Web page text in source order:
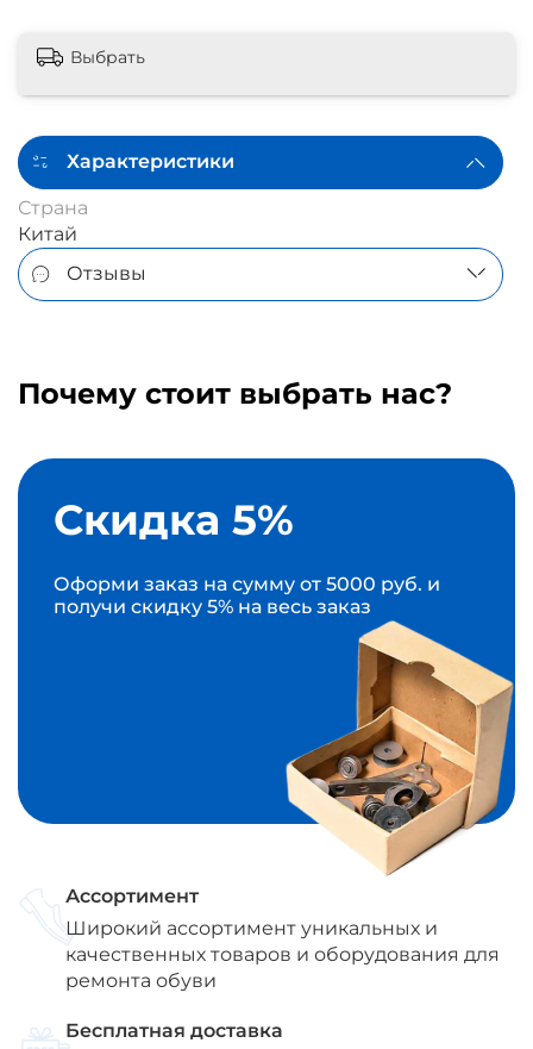
Выбрать
Характеристики
Страна
Китай
Отзывы
Почему стоит выбрать нас?
Скидка 5%
Оформи заказ на сумму от 5000 руб. и
получи скидку 5% на весь заказ
Ассортимент
Широкий ассортимент уникальных и
качественных товаров и оборудования для
ремонта обуви
Бесплатная доставка